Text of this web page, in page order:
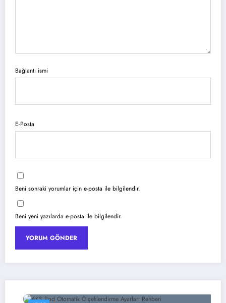
Bağlantı ismi
E-Posta
Beni sonraki yorumlar için e-posta ile bilgilendir.
Beni yeni yazılarda e-posta ile bilgilendir.